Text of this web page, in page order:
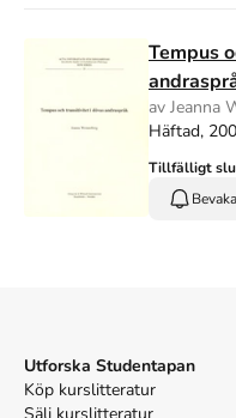
Tempus
av Jeanna
Häftad,
Tillfälligt
Bevaka
Utforska Studentapan
Köp kurslitteratur